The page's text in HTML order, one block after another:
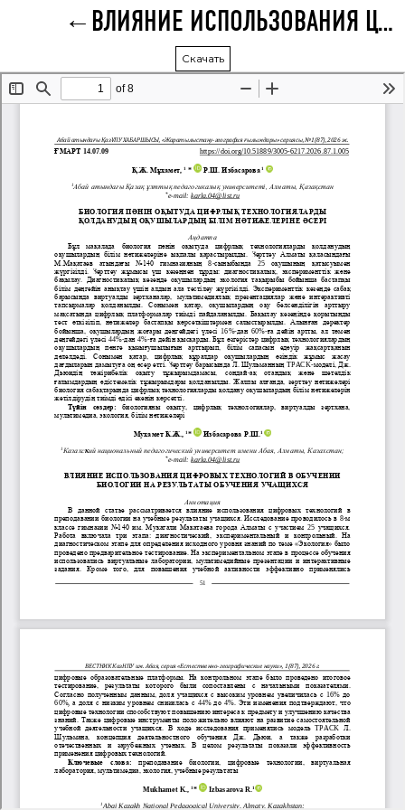
ВЛИЯНИЕ ИСПОЛЬЗОВАНИЯ ЦИФРОВЫХ ТЕХНОЛОГИЙ В ОБУЧЕНИИ БИОЛОГИИ НА РЕЗУЛЬТАТЫ ОБУЧЕНИЯ УЧАЩИХСЯ
Скачать